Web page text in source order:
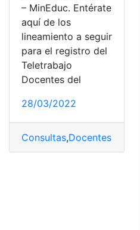
– MinEduc. Entérate
aquí de los
lineamiento a seguir
para el registro del
Teletrabajo
Docentes del
28/03/2022
Consultas,Docentes